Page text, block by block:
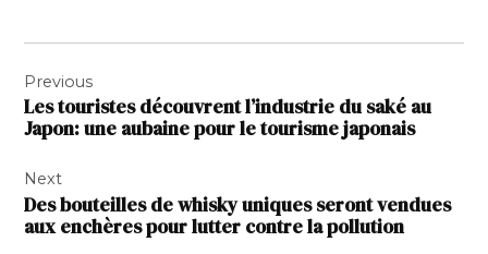
de
l’article
Previous
Les touristes découvrent l’industrie du saké au
Japon: une aubaine pour le tourisme japonais
Next
Des bouteilles de whisky uniques seront vendues
aux enchères pour lutter contre la pollution